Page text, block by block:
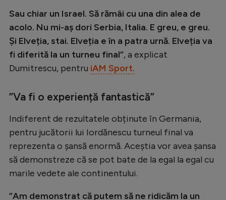
Sau chiar un Israel. Să rămâi cu una din alea de
acolo. Nu mi-aș dori Serbia, Italia. E greu, e greu.
Și Elveția, stai. Elveția e în a patra urnă. Elveția va
fi diferită la un turneu final”, a explicat
Dumitrescu, pentru iAM Sport.
”Va fi o experiență fantastică”
Indiferent de rezultatele obținute în Germania,
pentru jucătorii lui Iordănescu turneul final va
reprezenta o șansă enormă. Aceștia vor avea șansa
să demonstreze că se pot bate de la egal la egal cu
marile vedete ale continentului.
”Am demonstrat că putem să ne ridicăm la un